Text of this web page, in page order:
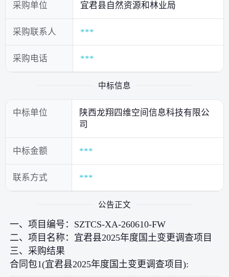
采购单位 宜君县自然资源和林业局
采购联系人 ***
采购电话 ***
中标信息
中标单位
陕西龙翔四维空间信息科技有限公
司
中标金额 ***
联系方式 ***
公告正文
一、项目编号：SZTCS-XA-260610-FW
二、项目名称：宜君县2025年度国土变更调查项目
三、采购结果
合同包1(宜君县2025年度国土变更调查项目):